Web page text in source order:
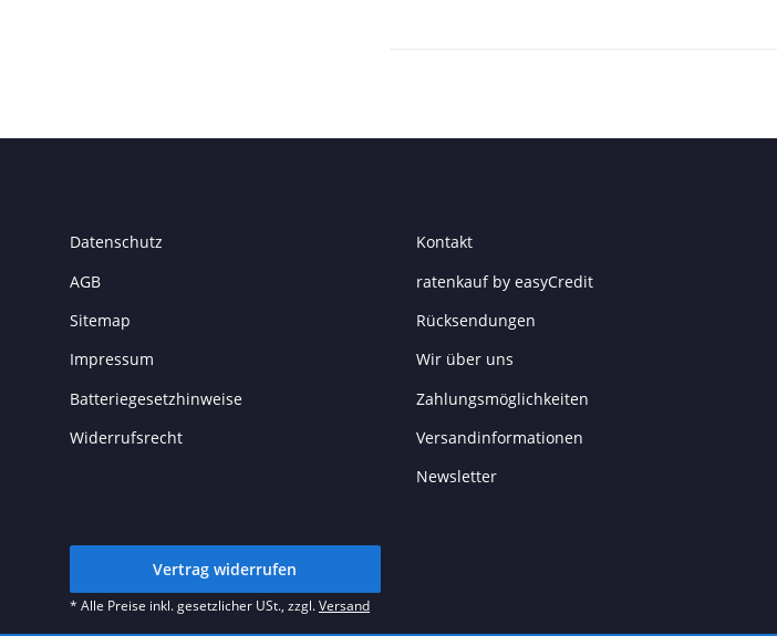
Datenschutz
AGB
Sitemap
Impressum
Batteriegesetzhinweise
Widerrufsrecht
Kontakt
ratenkauf by easyCredit
Rücksendungen
Wir über uns
Zahlungsmöglichkeiten
Versandinformationen
Newsletter
Vertrag widerrufen
* Alle Preise inkl. gesetzlicher USt., zzgl.Versand